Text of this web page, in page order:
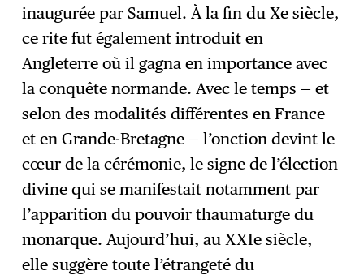
inaugurée par Samuel. À la fin du Xe siècle,
ce rite fut également introduit en
Angleterre où il gagna en importance avec
la conquête normande. Avec le temps — et
selon des modalités différentes en France
et en Grande-Bretagne — l’onction devint le
cœur de la cérémonie, le signe de l’élection
divine qui se manifestait notamment par
l’apparition du pouvoir thaumaturge du
monarque. Aujourd’hui, au XXIe siècle,
elle suggère toute l’étrangeté du